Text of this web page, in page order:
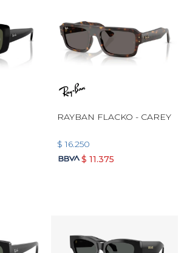
RAYBAN FLACKO - CAREY
$ 16.250
$ 11.375